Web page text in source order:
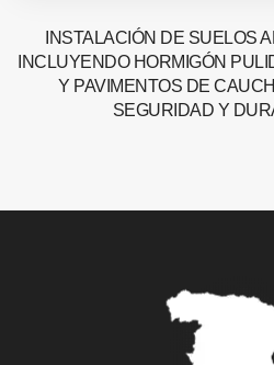
INSTALACIÓN DE SUELOS
INCLUYENDO HORMIGÓN
Y PAVIMENTOS DE
SEGURIDAD Y